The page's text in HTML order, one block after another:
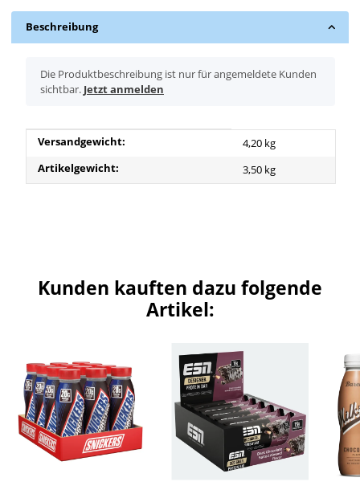
Beschreibung
x
Die Produktbeschreibung ist nur für angemeldete Kunden
sichtbar. Jetzt anmelden
Produkteigenschaft
Wert
Versandgewicht:
4,20 kg
Artikelgewicht:
3,50 kg
Kunden kauften dazu folgende
Artikel: